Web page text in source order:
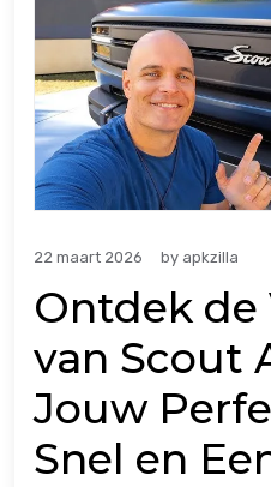
22 maart 2026 by apkzilla
Ontdek de
van Scout
Jouw
Snel en